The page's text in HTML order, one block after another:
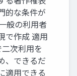
的な条件が
般の利用者
で作成 適用
二次利用を
、できるだ
適用できる